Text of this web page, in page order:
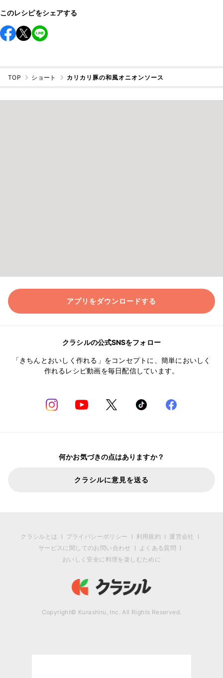
このレシピをシェアする
TOP ショート カリカリ豚の和風オニオンソース
アプリをダウンロードする
クラシルの公式SNSをフォロー
「きちんとおいしく作れる」をコンセプトに、簡単においしく
作れるレシピ動画を毎日配信しています。
何かお気づきの点はありますか？
クラシルに意見を送る
クラシルとは プライバシーポリシー 利用規約
運営会社
サービスに関してのお問い合わせ
よくある質問
おいしく安全に料理を楽しむために
Copyright© Kurashiru, Inc. All Rights Reserved.